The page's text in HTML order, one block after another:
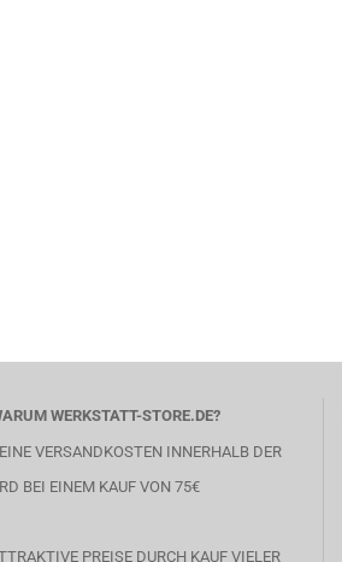
WERKSTATT-STORE.DE?
VERSANDKOSTEN INNERHALB DER
BEI EINEM KAUF VON 75€
PREISE DURCH KAUF VIELER